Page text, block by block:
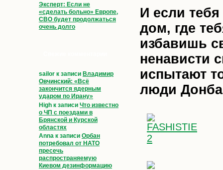
Эксперт: Если не
«сделать больно» Европе,
СВО будет продолжаться
очень долго
sailor к записи Владимир
Овчинский: «Всё
закончится ядерным
ударом по Ирану»
High к записи Что известно
о ЧП с поездами в
Брянской и Курской
областях
Anna к записи Орбан
потребовал от НАТО
пресечь
распространяемую
Киевом дезинформацию
И если
дом, где
избавишь
ненависти
испытают
люди